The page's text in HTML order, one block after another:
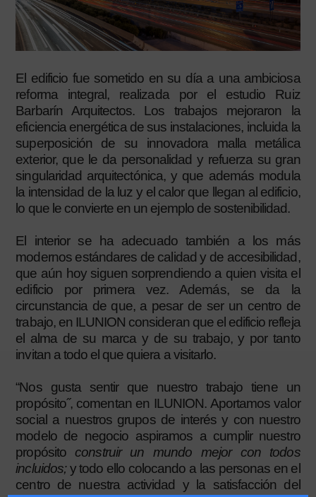
El edificio fue sometido en su día a una ambiciosa
reforma integral, realizada por el estudio Ruiz
Barbarín Arquitectos. Los trabajos mejoraron la
eficiencia energética de sus instalaciones, incluida la
superposición de su innovadora malla metálica
exterior, que le da personalidad y refuerza su gran
singularidad arquitectónica, y que además modula
la intensidad de la luz y el calor que llegan al edificio,
lo que le convierte en un ejemplo de sostenibilidad.
El interior se ha adecuado también a los más
modernos estándares de calidad y de accesibilidad,
que aún hoy siguen sorprendiendo a quien visita el
edificio por primera vez. Además, se da la
circunstancia de que, a pesar de ser un centro de
trabajo, en ILUNION consideran que el edificio refleja
el alma de su marca y de su trabajo, y por tanto
invitan a todo el que quiera a visitarlo.
“Nos gusta sentir que nuestro trabajo tiene un
propósito˝, comentan en ILUNION. Aportamos valor
social a nuestros grupos de interés y con nuestro
modelo de negocio aspiramos a cumplir nuestro
propósito construir un mundo mejor con todos
incluidos;y todo ello colocando a las personas en el
centro de nuestra actividad y la satisfacción del